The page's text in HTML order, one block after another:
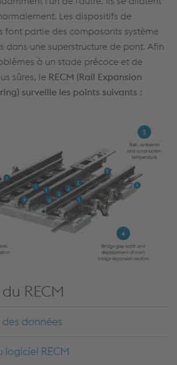
Les dispositifs de
font partie des composants système
dans une superstructure de pont. Afin
à un stade précoce et de
sûres, le RECM (Rail Expansion
surveille les points suivants :
RECM
données
logiciel RECM